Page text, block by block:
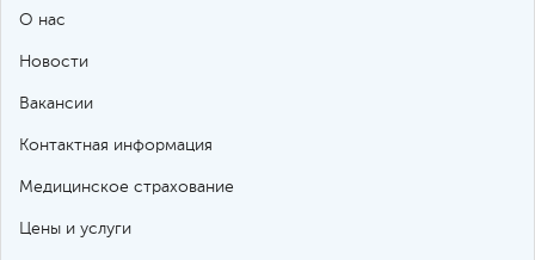
О нас
Новости
Вакансии
Контактная информация
Медицинское страхование
Цены и услуги